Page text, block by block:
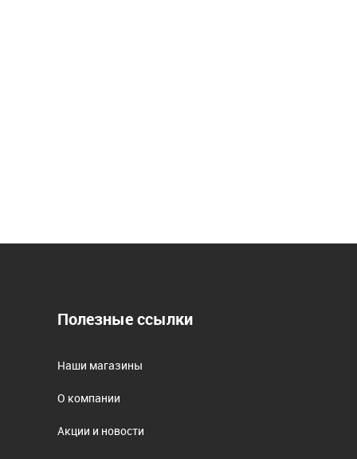
Полезные ссылки
Наши магазины
О компании
Акции и новости